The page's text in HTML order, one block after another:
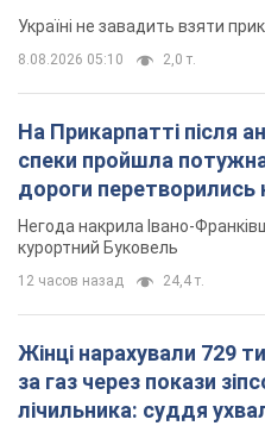
Україні не завадить взяти
8.08.2026 05:10 2,0 т.
На Прикарпатті після
спеки пройшла
дороги перетворились
Відео
Негода накрила Івано-
курортний Буковель
12 часов назад 24,4 т.
Жінці нарахували 729
за газ через покази
лічильника: суддя